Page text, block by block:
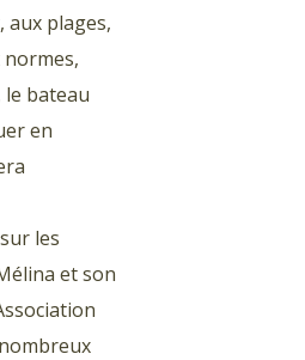
aux plages,
normes,
le bateau
en
les
et son